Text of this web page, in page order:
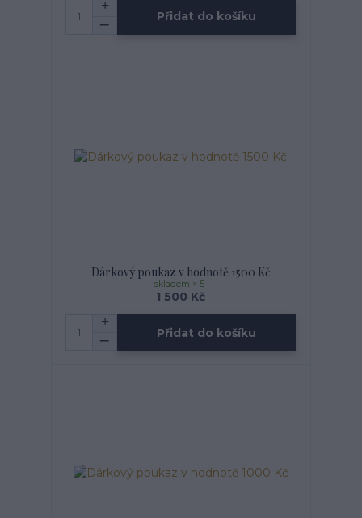
Přidat do košíku
Dárkový poukaz v hodnotě 1500 Kč
1 500 Kč
skladem > 5
Přidat do košíku